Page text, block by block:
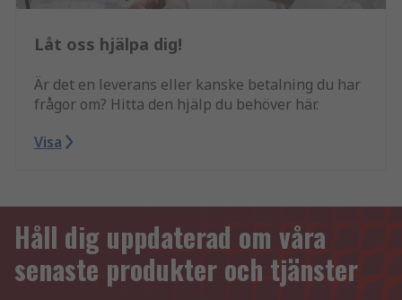
Låt oss hjälpa dig!
Är det en leverans eller kanske betalning du har
frågor om? Hitta den hjälp du behöver här.
Visa
Håll dig uppdaterad om våra
senaste produkter och tjänster